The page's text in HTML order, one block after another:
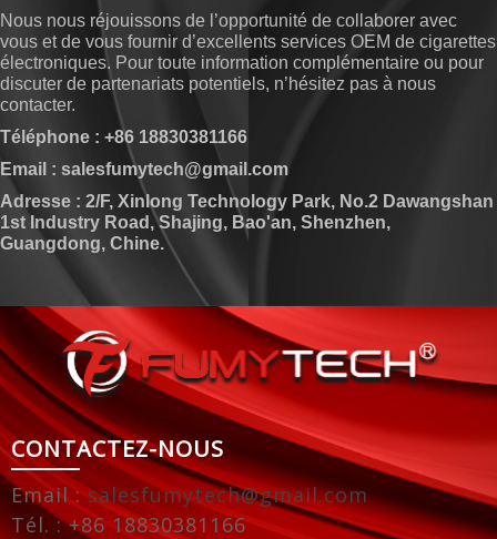
Nous nous réjouissons de l’opportunité de collaborer avec
vous et de vous fournir d’excellents services OEM de cigarettes
électroniques. Pour toute information complémentaire ou pour
discuter de partenariats potentiels, n’hésitez pas à nous
contacter.
Téléphone : +86 18830381166
Email : salesfumytech@gmail.com
Adresse : 2/F, Xinlong Technology Park, No.2 Dawangshan
1st Industry Road, Shajing, Bao'an, Shenzhen,
Guangdong, Chine.
CONTACTEZ-NOUS
Email :salesfumytech@gmail.com
Tél. : +86 18830381166